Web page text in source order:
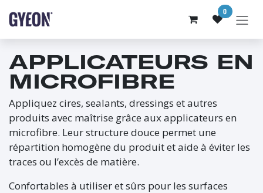
0
APPLICATEURS EN
MICROFIBRE
Appliquez cires, sealants, dressings et autres
produits avec maîtrise grâce aux applicateurs en
microfibre. Leur structure douce permet une
répartition homogène du produit et aide à éviter les
traces ou l’excès de matière.
Confortables à utiliser et sûrs pour les surfaces